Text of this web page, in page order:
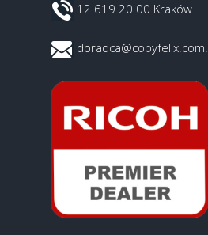
12 619 20 00 Kraków